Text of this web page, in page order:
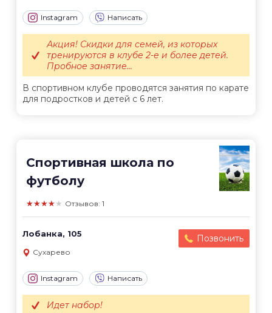
Instagram Написать
В спортивном клубе проводятся занятия по карате
для подростков и детей с 6 лет.
Акция! Скидки для семей, из которых
тренируются в клубе 2-е и более детей.
Пробное занятие...
Спортивная школа по
футболу
★★★★★ Отзывов: 1
Лобанка, 105 Позвонить
Сухарево
Instagram Написать
Идет набор!